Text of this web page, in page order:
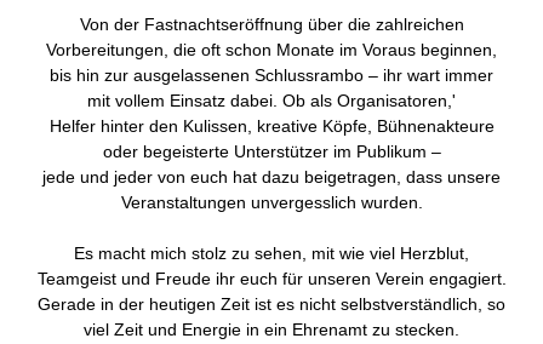
Von der Fastnachtseröffnung über die zahlreichen
Vorbereitungen, die oft schon Monate im Voraus beginnen,
bis hin zur ausgelassenen Schlussrambo – ihr wart immer
mit vollem Einsatz dabei. Ob als Organisatoren,'
Helfer hinter den Kulissen, kreative Köpfe, Bühnenakteure
oder begeisterte Unterstützer im Publikum –
jede und jeder von euch hat dazu beigetragen, dass unsere
Veranstaltungen unvergesslich wurden.
Es macht mich stolz zu sehen, mit wie viel Herzblut,
Teamgeist und Freude ihr euch für unseren Verein engagiert.
Gerade in der heutigen Zeit ist es nicht selbstverständlich, so
viel Zeit und Energie in ein Ehrenamt zu stecken.